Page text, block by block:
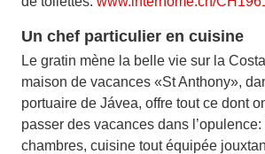
Un chef particulier en cuisine
Le gratin mène la belle vie sur la
maison de vacances «St Anthony»,
portuaire de Jávea, offre tout ce dont
passer des vacances dans
chambres, cuisine tout équipée